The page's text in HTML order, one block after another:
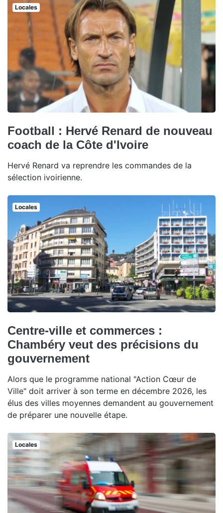
Locales
Football : Hervé Renard de nouveau
coach de la Côte d'Ivoire
Hervé Renard va reprendre les commandes de la
sélection ivoirienne.
Locales
Centre-ville et commerces :
Chambéry veut des précisions du
gouvernement
Alors que le programme national "Action Cœur de
Ville" doit arriver à son terme en décembre 2026, les
élus des villes moyennes demandent au gouvernement
de préparer une nouvelle étape.
Locales